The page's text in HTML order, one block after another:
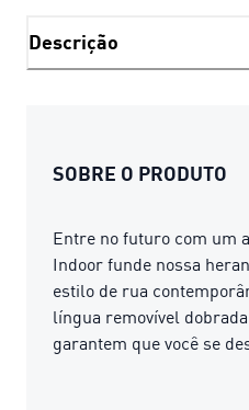
Descrição
SOBRE O PRODUTO
Entre no futuro com um
Indoor funde nossa
estilo de rua
língua removível
garantem que você se